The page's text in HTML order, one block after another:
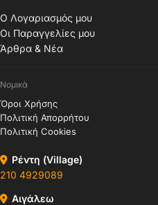
Ο Λογαριασμός μου
Οι Παραγγελίες μου
Άρθρα & Νέα
Νομικά
Όροι Χρήσης
Πολιτική Απορρήτου
Πολιτική Cookies
Ρέντη (Village)
210 4929089
Αιγάλεω